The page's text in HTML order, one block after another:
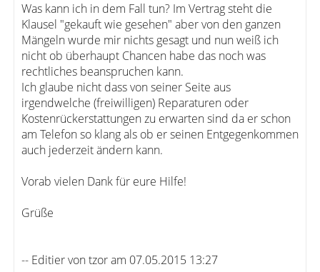
Was kann ich in dem Fall tun? Im Vertrag steht die
Klausel "gekauft wie gesehen" aber von den ganzen
Mängeln wurde mir nichts gesagt und nun weiß ich
nicht ob überhaupt Chancen habe das noch was
rechtliches beanspruchen kann.
Ich glaube nicht dass von seiner Seite aus
irgendwelche (freiwilligen) Reparaturen oder
Kostenrückerstattungen zu erwarten sind da er schon
am Telefon so klang als ob er seinen Entgegenkommen
auch jederzeit ändern kann.
Vorab vielen Dank für eure Hilfe!
Grüße
-- Editier von tzor am 07.05.2015 13:27